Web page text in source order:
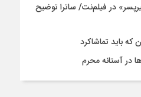
در فیلم‌نت/ ساترا توضیح
باید تماشاکرد
در آستانه محرم